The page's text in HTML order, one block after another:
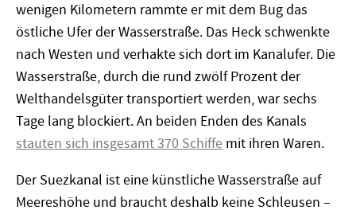
wenigen Kilometern rammte er mit dem Bug das
östliche Ufer der Wasserstraße. Das Heck schwenkte
nach Westen und verhakte sich dort im Kanalufer. Die
Wasserstraße, durch die rund zwölf Prozent der
Welthandelsgüter transportiert werden, war sechs
Tage lang blockiert. An beiden Enden des Kanals
stauten sich insgesamt 370 Schiffe mit ihren Waren.
Der Suezkanal ist eine künstliche Wasserstraße auf
Meereshöhe und braucht deshalb keine Schleusen –